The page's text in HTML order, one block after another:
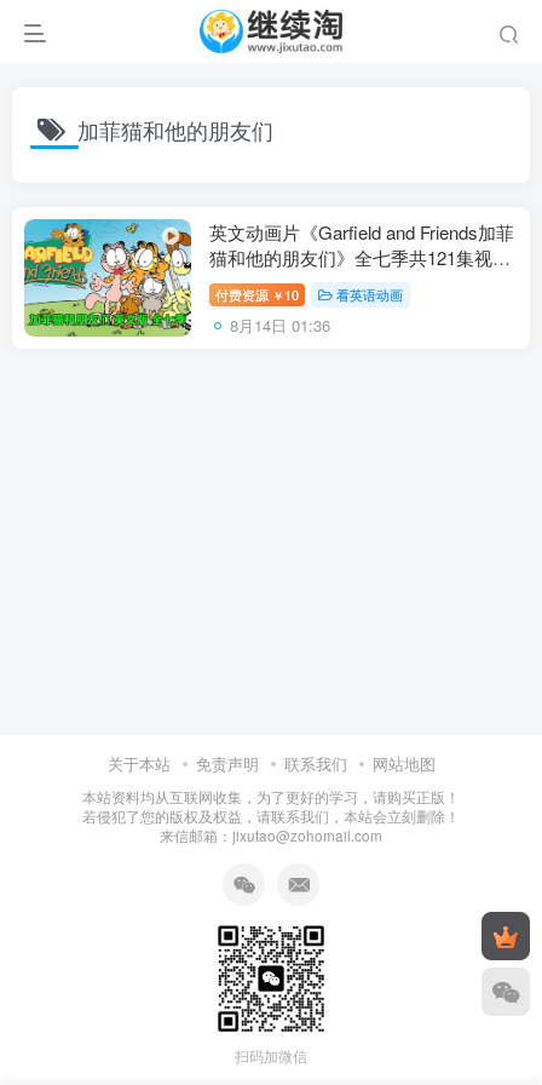
加菲猫和他的朋友们
英文动画片《Garfield and Friends加菲
猫和他的朋友们》全七季共121集视频
带英文字幕，百度网盘下载！
付费资源 ￥ 10 看英语动画
8月14日 01:36
关于本站 免责声明 联系我们 网站地图
本站资料均从互联网收集，为了更好的学习，请购买正版！
若侵犯了您的版权及权益，请联系我们，本站会立刻删除！
来信邮箱：jixutao@zohomail.com
扫码加微信